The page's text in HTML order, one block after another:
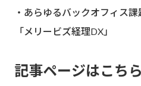
・あらゆるバックオフィス
「メリービズ経理DX」
記事ページはこちら